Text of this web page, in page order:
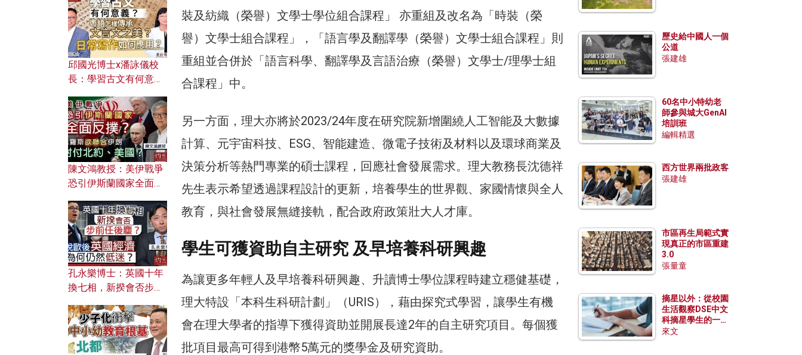
裝及紡織（榮譽）文學士學位組合課程」 亦重組及改名為「時裝（榮
譽）文學士組合課程」，「語言學及翻譯學（榮譽）文學士組合課程」則
重組並合併於「語言科學、翻譯學及言語治療（榮譽）文學士/理學士組
合課程」中。
另一方面，理大亦將於2023/24年度在研究院新增圍繞人工智能及大數據
計算、元宇宙科技、ESG、智能建造、微電子技術及材料以及環球商業及
決策分析等熱門專業的碩士課程，回應社會發展需求。理大教務長沈德祥
先生表示希望透過課程設計的更新，培養學生的世界觀、家國情懷與全人
教育，與社會發展無縫接軌，配合政府政策壯大人才庫。
學生可獲資助自主研究 及早培養科研興趣
為讓更多年輕人及早培養科研興趣、升讀博士學位課程時建立穩健基礎，
理大特設「本科生科研計劃」（URIS），藉由探究式學習，讓學生有機
會在理大學者的指導下獲得資助並開展長達2年的自主研究項目。每個獲
批項目最高可得到港幣5萬元的獎學金及研究資助。
風險攻擊美軍，背後有
何盤算？
邱國光博士x潘詠儀校
長：學習古文有何意
文之美？ 日常寫作如何
應用？
陳文鴻教授：美伊戰爭
恐引伊斯蘭國家全面反
對付北約美國？
孔永樂博士：英國十年
換七相，新揆會否步前
濟為何仍然低迷？
歷史給中國人一個
公道
張建雄
60名中小特幼老
師參與城大GenAI
培訓班
編輯精選
西方世界兩批政客
張建雄
市區再生局範式實
現真正的市區重建
3.0
張量童
摘星以外：從校園
生活觀察DSE中文
科摘星學生的一點
特質
來文